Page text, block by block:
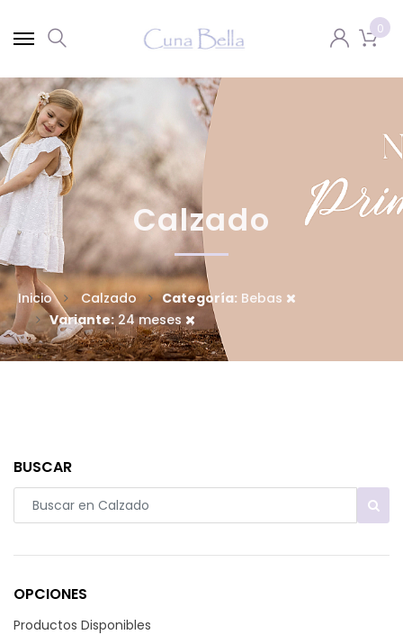
0
Calzado
Inicio Calzado Categoría: Bebas
Variante:24 meses
BUSCAR
OPCIONES
Productos Disponibles